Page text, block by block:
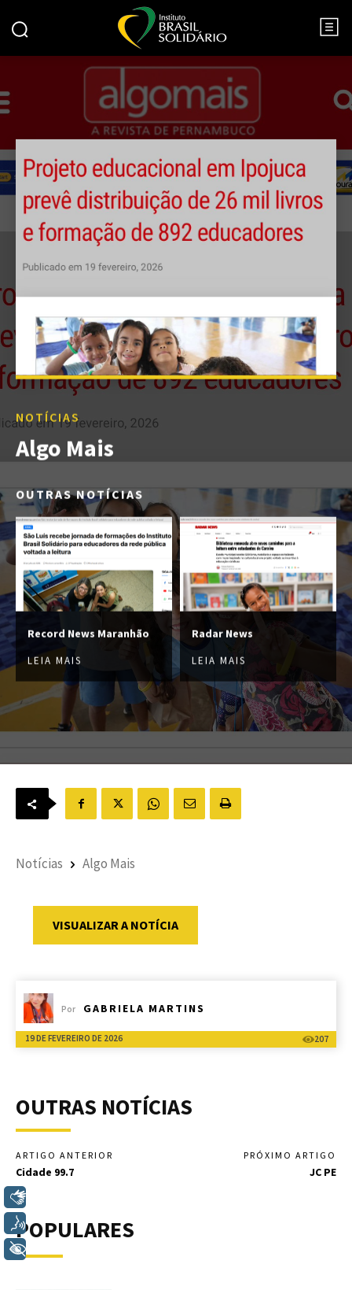
NOTÍCIAS
Algo Mais
OUTRAS NOTÍCIAS
Record News Maranhão
LEIA MAIS
Radar News
LEIA MAIS
Notícias Algo Mais
VISUALIZAR A NOTÍCIA
Por GABRIELA MARTINS
19 DE FEVEREIRO DE 2026 207
OUTRAS NOTÍCIAS
ARTIGO ANTERIOR
Cidade 99.7
PRÓXIMO ARTIGO
JC PE
POPULARES
Voz